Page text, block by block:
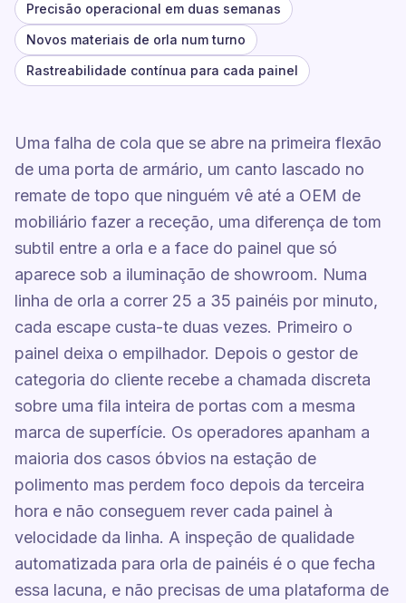
Precisão operacional em duas semanas
Novos materiais de orla num turno
Rastreabilidade contínua para cada painel
Uma falha de cola que se abre na primeira flexão
de uma porta de armário, um canto lascado no
remate de topo que ninguém vê até a OEM de
mobiliário fazer a receção, uma diferença de tom
subtil entre a orla e a face do painel que só
aparece sob a iluminação de showroom. Numa
linha de orla a correr 25 a 35 painéis por minuto,
cada escape custa-te duas vezes. Primeiro o
painel deixa o empilhador. Depois o gestor de
categoria do cliente recebe a chamada discreta
sobre uma fila inteira de portas com a mesma
marca de superfície. Os operadores apanham a
maioria dos casos óbvios na estação de
polimento mas perdem foco depois da terceira
hora e não conseguem rever cada painel à
velocidade da linha. A inspeção de qualidade
automatizada para orla de painéis é o que fecha
essa lacuna, e não precisas de uma plataforma de